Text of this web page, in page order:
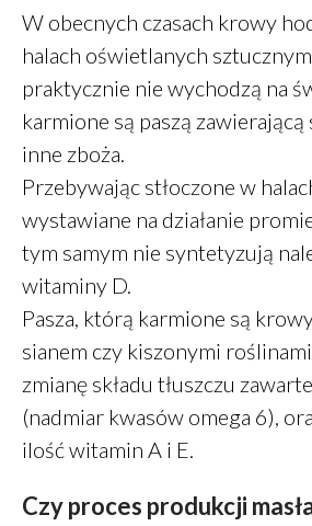
sierpień
lipiec
maj 2019
luty 2019
W obecnych czasach krowy
halach oświetlanych
praktycznie nie wychodzą na
karmione są paszą
inne zboża.
Przebywając stłoczone w
wystawiane na działanie
tym samym nie syntetyzują
witaminy D.
Pasza, którą karmione są
sianem czy kiszonymi
zmianę składu tłuszczu
(nadmiar kwasów omega 6),
ilość witamin A i E.
Czy proces produkcji